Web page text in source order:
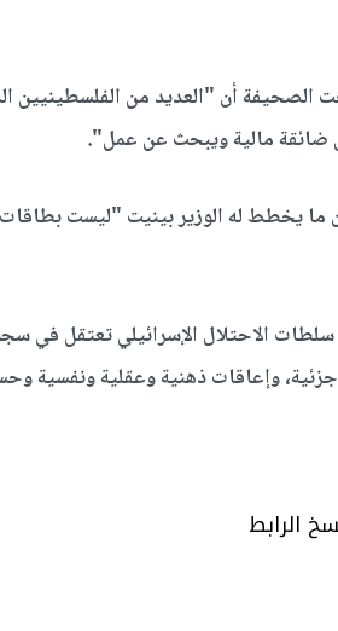
أن "العديد من الفلسطينيين
ضائقة مالية ويبحث عن عمل".
ما يخطط له الوزير بينيت "ليست
وإعاقات ذهنية وعقلية ونفسية
الرابط